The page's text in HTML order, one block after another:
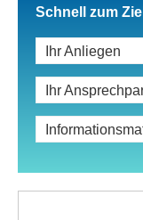
Schnell zum Ziel
Ihr Anliegen
Ihr